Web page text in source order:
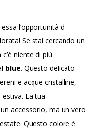
l’opportunità di
Se stai cercando un
niente di più
blue. Questo delicato
e acque cristalline,
La tua
accessorio, ma un vero
Questo colore è